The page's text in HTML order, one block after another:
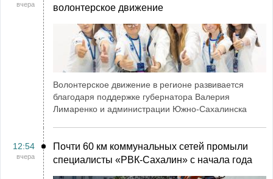
вчера
волонтерское движение
Волонтерское движение в регионе развивается
благодаря поддержке губернатора Валерия
Лимаренко и администрации Южно-Сахалинска
12:54
вчера
Почти 60 км коммунальных сетей промыли
специалисты «РВК‑Сахалин» с начала года